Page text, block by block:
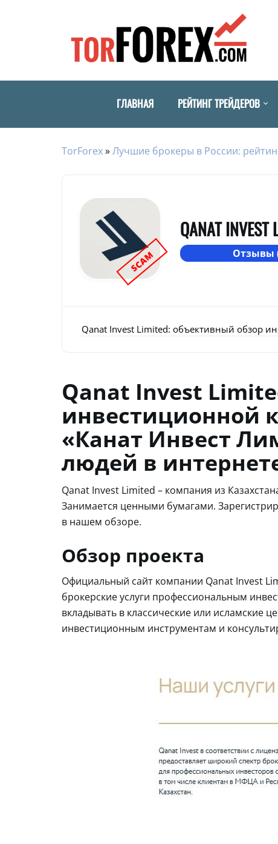
ГЛАВНАЯ РЕЙТИНГ ТРЕЙДЕРОВ
TorForex»Лучшие брокеры в России:
SCAM
QANAT INVEST
Отзывы
Qanat Invest Limited: объективный обзор
Qanat Invest
инвестиционной
«Канат Инвест
людей в
Qanat Invest Limited – компания из
Занимается ценными бумагами.
в нашем обзоре.
Обзор проекта
Официальный сайт компании Qanat Invest
брокерские услуги профессиональным
вкладывать в классические или исламские
инвестиционным инструментам и